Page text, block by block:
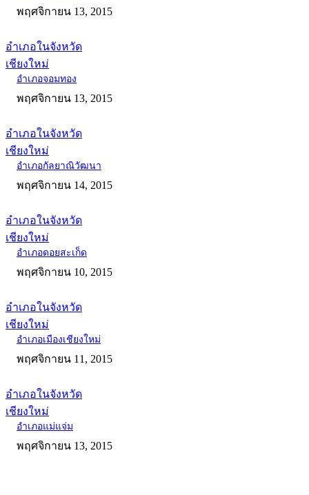
พฤศจิกายน 13, 2015
อำเภอในจังหวัด
เชียงใหม่
อำเภอจอมทอง
พฤศจิกายน 13, 2015
อำเภอในจังหวัด
เชียงใหม่
อำเภอกัลยาณิวัฒนา
พฤศจิกายน 14, 2015
อำเภอในจังหวัด
เชียงใหม่
อำเภอดอยสะเก็ด
พฤศจิกายน 10, 2015
อำเภอในจังหวัด
เชียงใหม่
อำเภอเมืองเชียงใหม่
พฤศจิกายน 11, 2015
อำเภอในจังหวัด
เชียงใหม่
อำเภอแม่แจ่ม
พฤศจิกายน 13, 2015